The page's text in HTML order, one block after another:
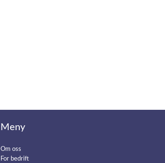
Meny
Om oss
For bedrift